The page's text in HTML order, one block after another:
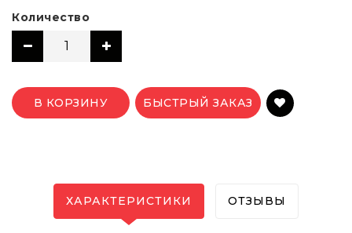
Количество
В КОРЗИНУ БЫСТРЫЙ ЗАКАЗ
ХАРАКТЕРИСТИКИ ОТЗЫВЫ